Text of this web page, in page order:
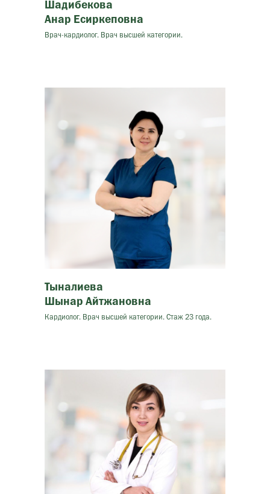
Шадибекова
Анар Есиркеповна
Врач-кардиолог. Врач высшей категории.
Тыналиева
Шынар Айтжановна
Кардиолог. Врач высшей категории. Стаж 23 года.